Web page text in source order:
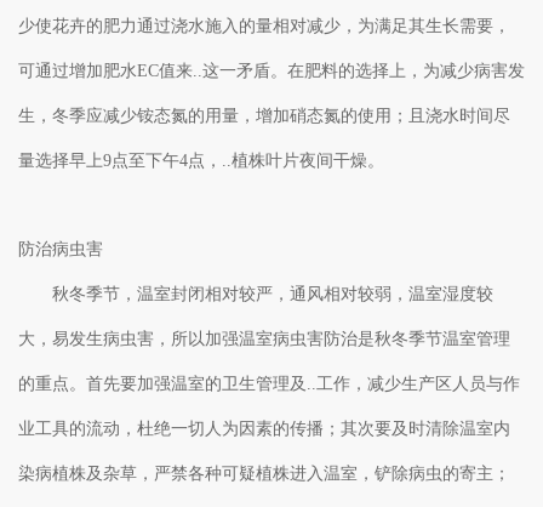
少使花卉的肥力通过浇水施入的量相对减少，为满足其生长需要，
可通过增加肥水EC值来..这一矛盾。在肥料的选择上，为减少病害发
生，冬季应减少铵态氮的用量，增加硝态氮的使用；且浇水时间尽
量选择早上9点至下午4点，..植株叶片夜间干燥。
防治病虫害
秋冬季节，温室封闭相对较严，通风相对较弱，温室湿度较
大，易发生病虫害，所以加强温室病虫害防治是秋冬季节温室管理
的重点。首先要加强温室的卫生管理及..工作，减少生产区人员与作
业工具的流动，杜绝一切人为因素的传播；其次要及时清除温室内
染病植株及杂草，严禁各种可疑植株进入温室，铲除病虫的寄主；